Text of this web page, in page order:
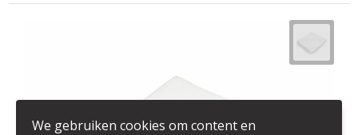
We gebruiken cookies om content en